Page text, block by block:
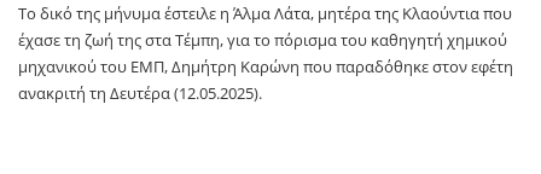
Το δικό της μήνυμα έστειλε η Άλμα Λάτα, μητέρα της Κλαούντια που
έχασε τη ζωή της στα Τέμπη, για το πόρισμα του καθηγητή χημικού
μηχανικού του ΕΜΠ, Δημήτρη Καρώνη που παραδόθηκε στον εφέτη
ανακριτή τη Δευτέρα (12.05.2025).